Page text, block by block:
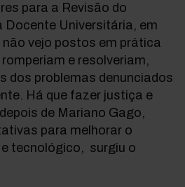
para a Revisão do
Docente Universitária, em
vejo postos em prática
e resolveriam,
dos problemas denunciados
Há que fazer justiça e
de Mariano Gago,
para melhorar o
tecnológico, surgiu o